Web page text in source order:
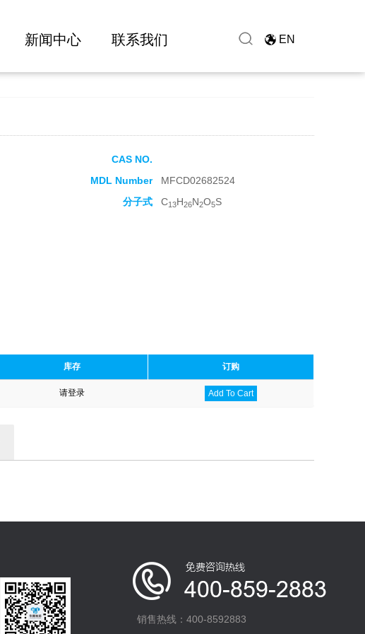
新闻中心 联系我们 EN
CAS NO.
MDL Number
MFCD02682524
分子式 C13H26N2O5S
库存 订购
请登录 Add To Cart
销售热线：400-8592883